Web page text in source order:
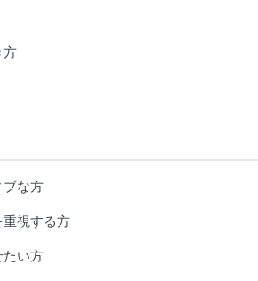
方
ブな方
重視する方
たい方